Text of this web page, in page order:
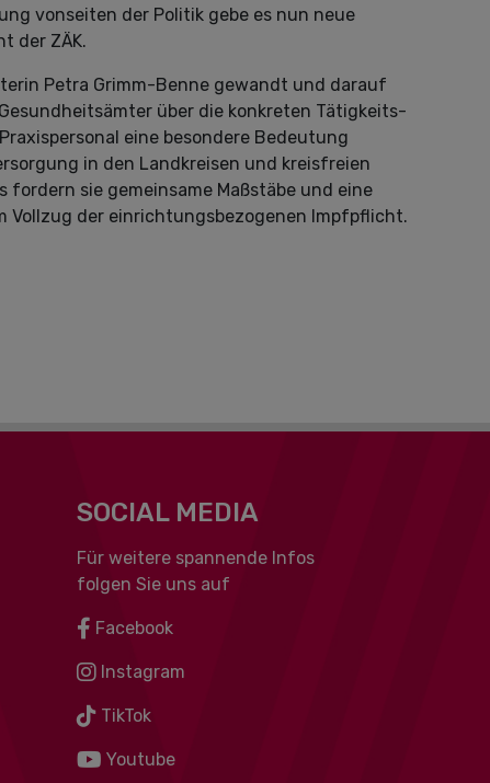
vonseiten der Politik gebe es nun neue
der ZÄK.
Petra Grimm-Benne gewandt und darauf
über die konkreten Tätigkeits-
eine besondere Bedeutung
in den Landkreisen und kreisfreien
sie gemeinsame Maßstäbe und eine
Vollzug der einrichtungsbezogenen Impfpflicht.
SOCIAL MEDIA
Für weitere spannende Infos
folgen Sie uns auf
Facebook
Instagram
TikTok
Youtube